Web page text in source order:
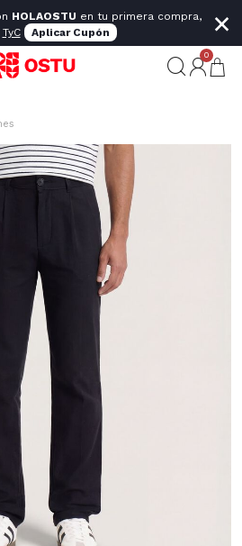
HOLAOSTU en tu primera compra,
TyC Aplicar Cupón ×
0